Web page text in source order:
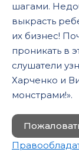
шагами.
выкрасть
их бизнес!
проникать в
слушатели
Харченко и
монстрами!».